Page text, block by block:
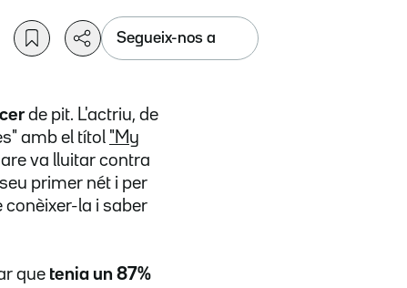
Segueix-nos a
de pit. L'actriu, de
amb el títol "My
va lluitar contra
primer nét i per
la i saber
que tenia un 87%